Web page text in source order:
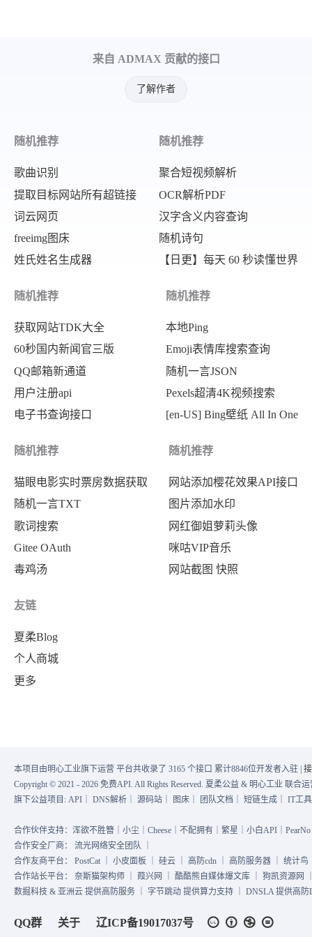
来自 ADMAX 贡献的接口
了解作者
随机推荐
歌曲识别
提取目标网站所有超链接
词云网页
freeimg图床
姓氏姓名生成器
随机推荐
聚合短视频解析
OCR解析PDF
汉字含义内容查询
随机诗句
【日更】每天 60 秒读懂世界
随机推荐
获取网站TDK大全
60秒国内新闻官三版
QQ邮箱新通道
用户注册api
电子书查询接口
随机推荐
本地Ping
Emoji表情库搜索查询
随机一言JSON
Pexels超清4K视频搜索
[en-US] Bing壁纸 All In One
随机推荐
猫眼电影实时票房数据获取
随机一言TXT
歌词搜索
Gitee OAuth
毒鸡汤
随机推荐
网站添加樱花效果API接口
图片添加水印
网红御姐萝莉头像
咪咕VIP音乐
网站截图 快照
友链
夏柔Blog
个人商城
更多
本项目由明心工业旗下运营 平台共收录了 3165 个接口 累计8846位开发者入驻 |
Copyright © 2021 - 2026 免费API. All Rights Reserved. 夏柔公益 & 明心工业 联合
旗下公益项目: API DNS解析 源码站 图床 团队文档 短链生成 IT工
合作伙伴支持：浑欲不胜簪｜小尘｜Cheese｜不配拥有｜繁星｜小白API｜
合作安全厂商： 流光网络安全团队
合作友商平台： PostCat 小皮面板 硅云 高防cdn 高防服务器 统计鸟
合作站长平台： 奈斯猫架构师 葭兴网 酷酷熊自媒体爆文库 狗凯资源网
数掘科技 & 亚洲云 提供高防服务 ｜ 字节跳动 提供算力支持 ｜ DNSLA 提供高
QQ群 关于 辽ICP备19017037号